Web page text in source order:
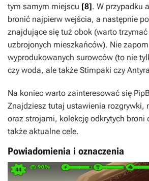
tym samym miejscu [8]. W przypadku
bronić najpierw wejścia, a następnie
znajdujące się tuż obok (warto
uzbrojonych mieszkańców). Nie
wyprodukowanych surowców (to nie
czy woda, ale także Stimpaki czy
Na koniec warto zainteresować się
Znajdziesz tutaj ustawienia rozgrywki,
oraz strojami, kolekcję odkrytych broni
także aktualne cele.
Powiadomienia i oznaczenia